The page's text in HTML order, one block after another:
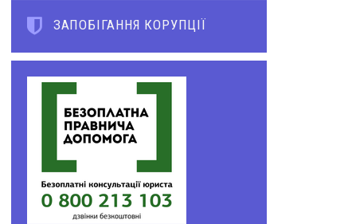
ЗАПОБІГАННЯ КОРУПЦІЇ